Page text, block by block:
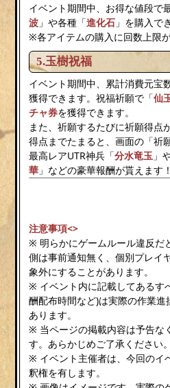
イベント期間中、お得な値段で
波 」や各種「進化石 」を購入で
※各アイテムの購入に回数上限が
5.玉樹祝福
イベント期間中、累計消費元宝
獲得できます。祝福祈願で「仙
チャ券を獲得できます。
また、祈願するたびに祈願得点
得点までたまると、画面の「祈
最高レアUTR神兵「分水竜玉 」
華 」などの豪華報酬が貰えます！
注意事項<>
※ 明らかにゲームルール違反だ
側は事前通知無く、個別プレイ
象外にすることがあります。
※ イベント内に記載してあるす
酬配布時間など)は実際の作業
あります。
※ 当ページの掲載内容は予告な
す。あらかじめご了承ください。
※ イベント主催者は、今回のイ
釈権を有します。